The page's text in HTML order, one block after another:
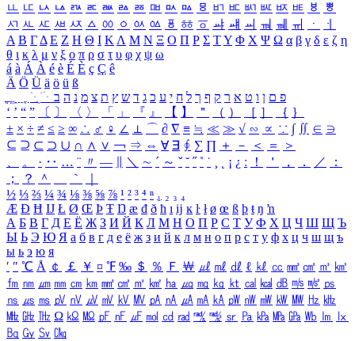
ㅥ ㅦ ㅧ ㅨ ㅩ ㅪ ㅫ ㅬ ㅭ ㅮ ㅯ ㅰ ㅱ ㅲ ㅳ ㅴ ㅵ ㅶ ㅷ ㅸ
ㅹ
ㅺ ㅻ ㅼ ㅽ ㅾ ㅿ ㆀ ㆁ ㆂ ㆃ ㆄ ㆅ ㆆ ㆇ ㆈ ㆉ ㆊ ㆋ ㆌ ㆍ
ㆎ
Α Β ΓΔ Ε Ζ Η Θ Ι ΚΛ Μ Ν Ξ Ο Π Ρ Σ ΤΥ Φ Χ Ψ Ω α β γ δ ε ζ η
θ ι κ λ μ ν ξ ο π ρ σ τ υ φ χ ψ ω
á à Á À é è É È ç Ç ê
Ä Ö Ü ä ö ü ß
ִֶֹ ֻּ ׁׂ פ ם ן ו ט א ר ק ף ך ל ח י ע כ ג ד ש ץ ת צ מ נ ה ב
‘ ’ “ ” 〔 〕 〈 〉 「 」 『 』 【 】 ＂ （ ） ［ ］ ｛ ｝
± × ÷ ≠ ≤ ≥ ∞ ∴ ♂ ♀ ∠ ⊥ ⌒ ∂ ∇ ≡ ≒ ≪ ≫ √ ∽ ∝ ∵ ∫ ∬ ∈ ∋
⊆ ⊇ ⊂ ⊃ ∪ ∩ ∧ ∨ ￢ ⇒ ⇔ ∀ ∃ ∮ ∑ ∏ ＋ － ＜ ＝
＞
、
。 · ‥ … ¨ 〃 ― ＼ ∼ ´ ～ ˇ ˘ ˝ ˚ ˙ ¸ ¡ ¿ ː ！ ＇ ， ． ／
：
；
？ ＾ ｀
½ ⅓ ⅔ ¼ ¾ ⅛ ⅜ ⅝ ⅞ ¹ ² ³ ⁴ ⁿ ₁ ₂ ₃ ₄
Æ Ð Ħ Ĳ Ł Ø Œ Þ Ŧ Ŋ æ đ ð ħ ı ĳ ĸ ŀ ł ø œ ß þ ŧ ŋ ŉ
А Б В Г Д Е Ё Ж З И Й К Л М Н О П Р С Т У Ф Х Ц Ч Ш Щ Ъ
Ы Ь Э Ю Я а б в г д е ё ж з и й к л м н о п р с т у ф х ц ч ш щ ъ
ы ь э ю я
′ ″ ℃ Å ￠ ￡ ￥ ¤ ℉ ‰ ＄ ％ Ｆ ￦ ㎕ ㎖ ㎗ ℓ ㎘ ㏄ ㎣ ㎤ ㎥ ㎦
㎙ ㎚ ㎛ ㎜ ㎝ ㎞ ㎟ ㎠ ㎡ ㎢ ㏊ ㎍ ㎎ ㎏ ㏏ ㎈ ㎉ ㏈ ㎧ ㎨ ㎰
㎱ ㎲ ㎳ ㎴ ㎵ ㎶ ㎷ ㎸ ㎹ ㎀ ㎁ ㎂ ㎃ ㎄ ㎺ ㎻ ㎽ ㎾ ㎿ ㎐ ㎑
㎒ ㎓ ㎔ Ω ㏀ ㏁ ㎊ ㎋ ㎌ ㏖ ㏅ ㎭ ㎮ ㎯ ㏛ ㎩ ㎪ ㎫ ㎬ ㏝ ㏐
㏓
㏃ ㏉ ㏜ ㏆